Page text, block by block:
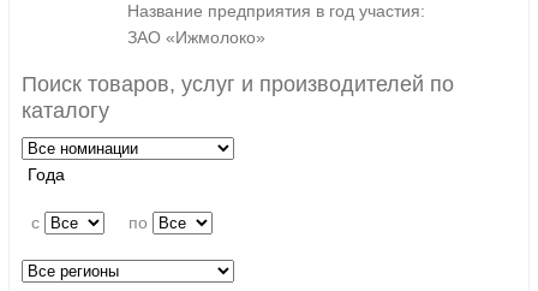
Название предприятия в год участия:
ЗАО «Ижмолоко»
Поиск товаров, услуг и производителей по
каталогу
Года
c по